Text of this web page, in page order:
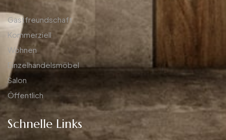
Gastfreundschaft
Kommerziell
Wohnen
Einzelhandelsmöbel
Salon
Öffentlich
Schnelle Links